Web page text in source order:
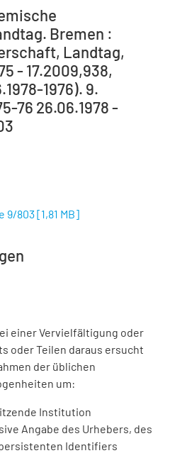
Bremen :
Landtag,
- 17.2009,938,
1976). 9.
76 26.06.1978 -
9/803[1,81 MB]
einer Vervielfältigung oder
oder Teilen daraus ersucht
der üblichen
um:
Institution
Angabe des Urhebers, des
Identifiers